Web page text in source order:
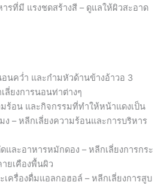
รที่มี แรงชดสร้างสี – ดูแลให้ผิวสะอาด
นคว่ำ และกำมหัวด้านข้างอ้าวอ 3
ลี่ยงการนอนท่าต่างๆ
ร้อน และกิจกรรมที่ทำให้หน้าแดงเป็น
ง – หลีกเลี่ยงความร้อนและการบริหาร
และอาหารหมักดอง – หลีกเลี่ยงการกระ
ยเคืองพื้นผิว
เครื่องดื่มแอลกอฮอล์ – หลีกเลี่ยงการสูบ